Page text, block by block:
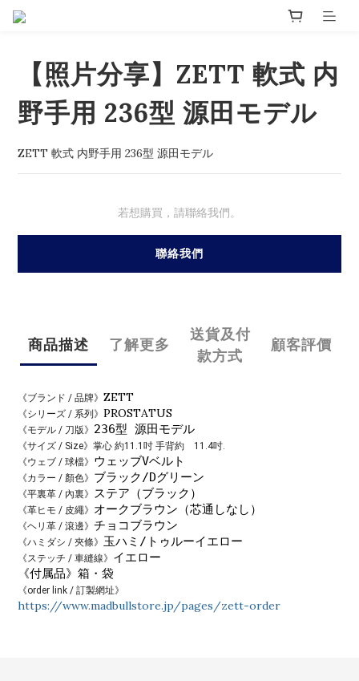
【照片分享】ZETT 軟式 内
野手用 236型 源田モデル
ZETT 軟式 内野手用 236型 源田モデル
若想購買，請聯絡我們。
聯絡我們
商品描述 了解更多
送貨及付
款方式
顧客評價
《ブランド / 品牌》 ZETT
《シリーズ / 系列》 PROSTATUS
《モデル / 刀版》 236型 源田モデル
《サイズ / Size》掌心 約11.1吋 手背約 11.4吋.
《ウェブ / 球檔》 ウェッブVベルト
《カラー / 顏色》 ブラック /Dグリーン
《平裏革 / 內裏》 ステア（ブラック）
《革ヒモ / 皮繩》 オークブラウン（芯通しなし）
《ヘリ革 / 滾邊》 チョコブラウン
《ハミダシ / 夾條》 玉ハミ/ トゥルーイエロー
《ステッチ / 車縫線》 イエロー
《付属品》箱・袋
《order link / 訂製網址》
https://www.madbullstore.jp/pages/zett-order